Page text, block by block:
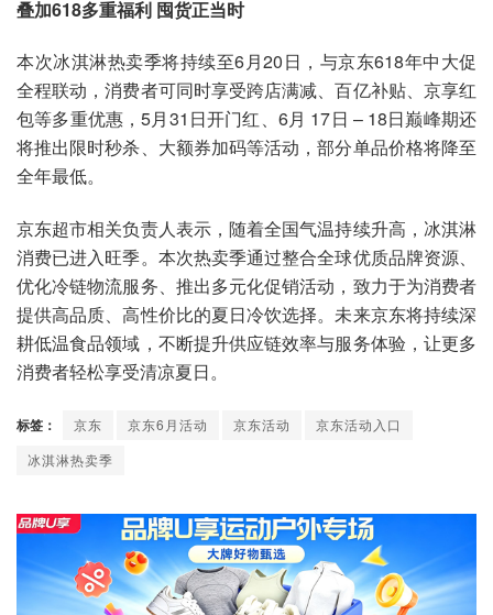
叠加618多重福利 囤货正当时
本次冰淇淋热卖季将持续至6月20日，与京东618年中大促
全程联动，消费者可同时享受跨店满减、百亿补贴、京享红
包等多重优惠，5月31日开门红、6月 17日 – 18日巅峰期还
将推出限时秒杀、大额券加码等活动，部分单品价格将降至
全年最低。
京东超市相关负责人表示，随着全国气温持续升高，冰淇淋
消费已进入旺季。本次热卖季通过整合全球优质品牌资源、
优化冷链物流服务、推出多元化促销活动，致力于为消费者
提供高品质、高性价比的夏日冷饮选择。未来京东将持续深
耕低温食品领域，不断提升供应链效率与服务体验，让更多
消费者轻松享受清凉夏日。
标签： 京东 京东6月活动 京东活动
京东活动入口
冰淇淋热卖季